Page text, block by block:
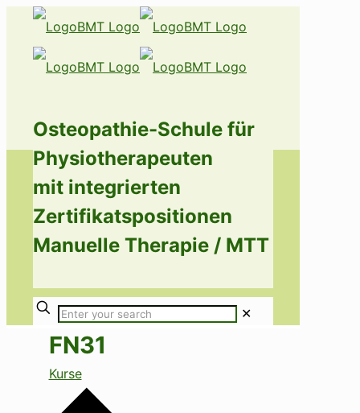
Osteopathie-Schule für
Physiotherapeuten
mit integrierten
Zertifikatspositionen
Manuelle Therapie / MTT
✕
FN31
Kurse